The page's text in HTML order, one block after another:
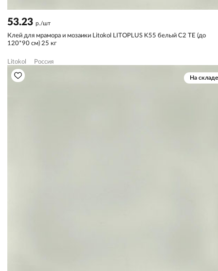
53.23 р./шт
Клей для мрамора и мозаики Litokol LITOPLUS K55 белый С2 TЕ (до
120*90 см) 25 кг
Litokol Россия
На складе